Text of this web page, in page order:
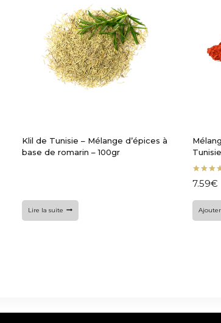
Klil de Tunisie – Mélange d’épices à
base de romarin – 100gr
Lire la suite
Note
5.00
7.59€